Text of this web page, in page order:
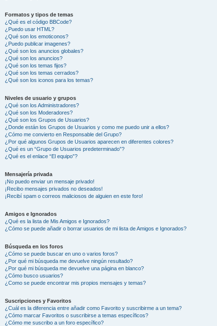
Formatos y tipos de temas
¿Qué es el código BBCode?
¿Puedo usar HTML?
¿Qué son los emoticonos?
¿Puedo publicar imagenes?
¿Qué son los anuncios globales?
¿Qué son los anuncios?
¿Qué son los temas fijos?
¿Qué son los temas cerrados?
¿Qué son los iconos para los temas?
Niveles de usuario y grupos
¿Qué son los Administradores?
¿Qué son los Moderadores?
¿Qué son los Grupos de Usuarios?
¿Donde están los Grupos de Usuarios y como me puedo unir a ellos?
¿Cómo me convierto en Responsable del Grupo?
¿Por qué algunos Grupos de Usuarios aparecen en diferentes colores?
¿Qué es un “Grupo de Usuarios predeterminado”?
¿Qué es el enlace “El equipo”?
Mensajería privada
¡No puedo enviar un mensaje privado!
¡Recibo mensajes privados no deseados!
¡Recibí spam o correos maliciosos de alguien en este foro!
Amigos e Ignorados
¿Qué es la lista de Mis Amigos e Ignorados?
¿Cómo se puede añadir o borrar usuarios de mi lista de Amigos e Ignorados?
Búsqueda en los foros
¿Cómo se puede buscar en uno o varios foros?
¿Por qué mi búsqueda me devuelve ningún resultado?
¿Por qué mi búsqueda me devuelve una página en blanco?
¿Cómo busco usuarios?
¿Como se puede encontrar mis propios mensajes y temas?
Suscripciones y Favoritos
¿Cuál es la diferencia entre añadir como Favorito y suscribirme a un tema?
¿Cómo marcar Favoritos o suscribirse a temas específicos?
¿Cómo me suscribo a un foro específico?